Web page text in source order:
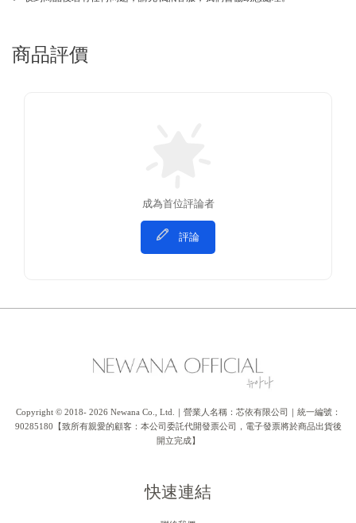
商品評價
成為首位評論者
評論
Copyright © 2018- 2026 Newana Co., Ltd.｜營業人名稱：芯依有限公司｜統一編號：
90285180【致所有親愛的顧客：本公司委託代開發票公司，電子發票將於商品出貨後
開立完成】
快速連結